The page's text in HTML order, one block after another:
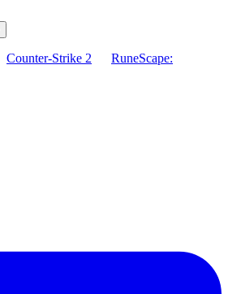
Counter-Strike 2
RuneScape: